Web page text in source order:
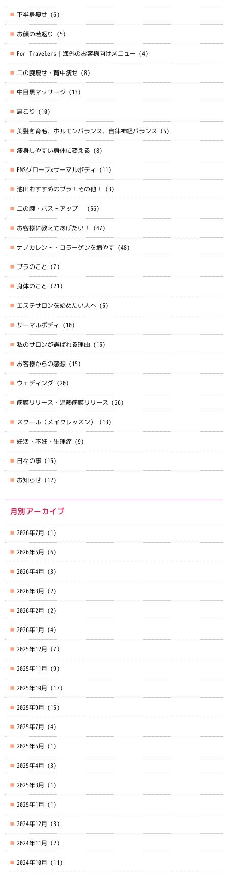
下半身痩せ (6)
お顔の若返り (5)
For Travelers｜海外のお客様向けメニュー (4)
二の腕痩せ・背中痩せ (8)
中目黒マッサージ (13)
肩こり (10)
美髪を育毛、ホルモンバランス、自律神経バランス (5)
痩身しやすい身体に変える (8)
EMSグローブ×サーマルボディ (11)
池田おすすめのブラ！その他！ (3)
二の腕・バストアップ (56)
お客様に教えてあげたい！ (47)
ナノカレント・コラーゲンを増やす (48)
ブラのこと (7)
身体のこと (21)
エステサロンを始めたい人へ (5)
サーマルボディ (10)
私のサロンが選ばれる理由 (15)
お客様からの感想 (15)
ウェディング (20)
筋膜リリース・温熱筋膜リリース (26)
スクール（メイクレッスン） (13)
妊活・不妊・生理痛 (9)
日々の事 (15)
お知らせ (12)
月別アーカイブ
2026年7月 (1)
2026年5月 (6)
2026年4月 (3)
2026年3月 (2)
2026年2月 (2)
2026年1月 (4)
2025年12月 (7)
2025年11月 (9)
2025年10月 (17)
2025年9月 (15)
2025年7月 (4)
2025年5月 (1)
2025年4月 (3)
2025年3月 (1)
2025年1月 (1)
2024年12月 (3)
2024年11月 (2)
2024年10月 (11)